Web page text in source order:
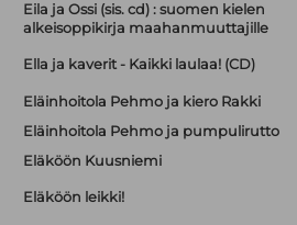
Eila ja Ossi (sis. cd) : suomen kielen
alkeisoppikirja maahanmuuttajille
Ella ja kaverit - Kaikki laulaa! (CD)
Eläinhoitola Pehmo ja kiero Rakki
Eläinhoitola Pehmo ja pumpulirutto
Eläköön Kuusniemi
Eläköön leikki!